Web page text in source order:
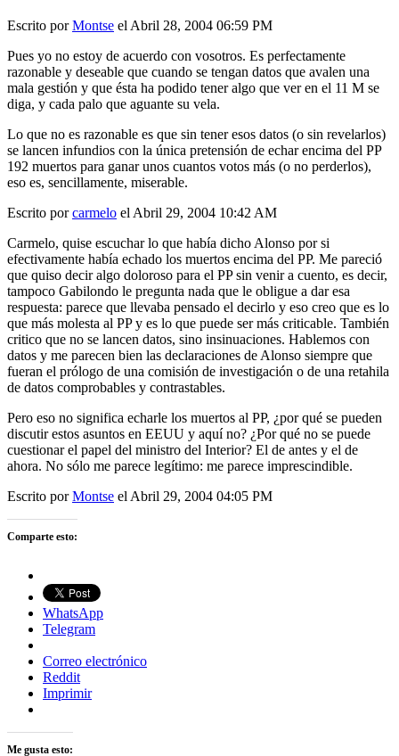
Escrito porMontse el Abril 28, 2004 06:59 PM
Pues yo no estoy de acuerdo con vosotros. Es perfectamente
razonable y deseable que cuando se tengan datos que avalen una
mala gestión y que ésta ha podido tener algo que ver en el 11 M se
diga, y cada palo que aguante su vela.
Lo que no es razonable es que sin tener esos datos (o sin revelarlos)
se lancen infundios con la única pretensión de echar encima del PP
192 muertos para ganar unos cuantos votos más (o no perderlos),
eso es, sencillamente, miserable.
Escrito porcarmelo el Abril 29, 2004 10:42 AM
Carmelo, quise escuchar lo que había dicho Alonso por si
efectivamente había echado los muertos encima del PP. Me pareció
que quiso decir algo doloroso para el PP sin venir a cuento, es decir,
tampoco Gabilondo le pregunta nada que le obligue a dar esa
respuesta: parece que llevaba pensado el decirlo y eso creo que es lo
que más molesta al PP y es lo que puede ser más criticable. También
critico que no se lancen datos, sino insinuaciones. Hablemos con
datos y me parecen bien las declaraciones de Alonso siempre que
fueran el prólogo de una comisión de investigación o de una retahila
de datos comprobables y contrastables.
Pero eso no significa echarle los muertos al PP, ¿por qué se pueden
discutir estos asuntos en EEUU y aquí no? ¿Por qué no se puede
cuestionar el papel del ministro del Interior? El de antes y el de
ahora. No sólo me parece legítimo: me parece imprescindible.
Escrito porMontse el Abril 29, 2004 04:05 PM
Comparte esto:
WhatsApp
Telegram
Correo electrónico
Reddit
Imprimir
Me gusta esto: